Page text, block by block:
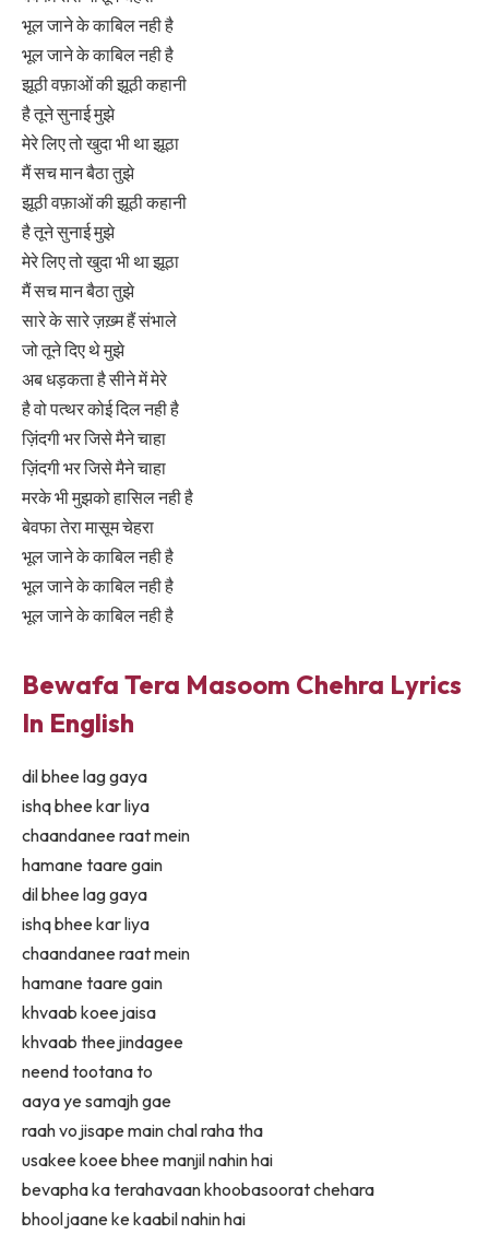
भूल जाने के काबिल नही है
भूल जाने के काबिल नही है
झूठी वफ़ाओं की झूठी कहानी
है तूने सुनाई मुझे
मेरे लिए तो खुदा भी था झूठा
मैं सच मान बैठा तुझे
झूठी वफ़ाओं की झूठी कहानी
है तूने सुनाई मुझे
मेरे लिए तो खुदा भी था झूठा
मैं सच मान बैठा तुझे
सारे के सारे ज़ख़्म हैं संभाले
जो तूने दिए थे मुझे
अब धड़कता है सीने में मेरे
है वो पत्थर कोई दिल नही है
ज़िंदगी भर जिसे मैने चाहा
ज़िंदगी भर जिसे मैने चाहा
मरके भी मुझको हासिल नही है
बेवफा तेरा मासूम चेहरा
भूल जाने के काबिल नही है
भूल जाने के काबिल नही है
भूल जाने के काबिल नही है
Bewafa Tera Masoom Chehra Lyrics
In English
dil bhee lag gaya
ishq bhee kar liya
chaandanee raat mein
hamane taare gain
dil bhee lag gaya
ishq bhee kar liya
chaandanee raat mein
hamane taare gain
khvaab koee jaisa
khvaab thee jindagee
neend tootana to
aaya ye samajh gae
raah vo jisape main chal raha tha
usakee koee bhee manjil nahin hai
bevapha ka terahavaan khoobasoorat chehara
bhool jaane ke kaabil nahin hai